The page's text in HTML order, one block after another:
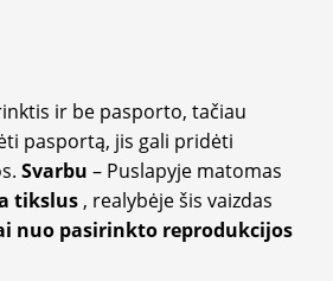
ir be pasporto, tačiau
pasportą, jis gali pridėti
Svarbu – Puslapyje matomas
tikslus, realybėje šis vaizdas
nuo pasirinkto reprodukcijos